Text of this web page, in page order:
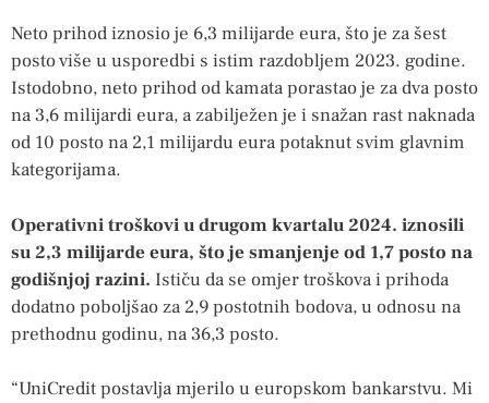
Neto prihod iznosio je 6,3 milijarde eura, što je za šest
posto više u usporedbi s istim razdobljem 2023. godine.
Istodobno, neto prihod od kamata porastao je za dva posto
na 3,6 milijardi eura, a zabilježen je i snažan rast naknada
od 10 posto na 2,1 milijardu eura potaknut svim glavnim
kategorijama.
Operativni troškovi u drugom kvartalu 2024. iznosili
su 2,3 ​​milijarde eura, što je smanjenje od 1,7 posto na
godišnjoj razini. Ističu da se omjer troškova i prihoda
dodatno poboljšao za 2,9 postotnih bodova, u odnosu na
prethodnu godinu, na 36,3 posto.
“UniCredit postavlja mjerilo u europskom bankarstvu. Mi